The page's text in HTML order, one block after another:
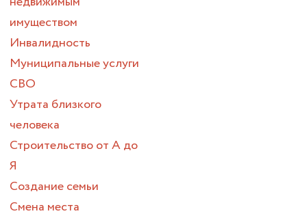
имуществом
Инвалидность
Муниципальные услуги
СВО
Утрата близкого
человека
Строительство от А до
Я
Создание семьи
Смена места